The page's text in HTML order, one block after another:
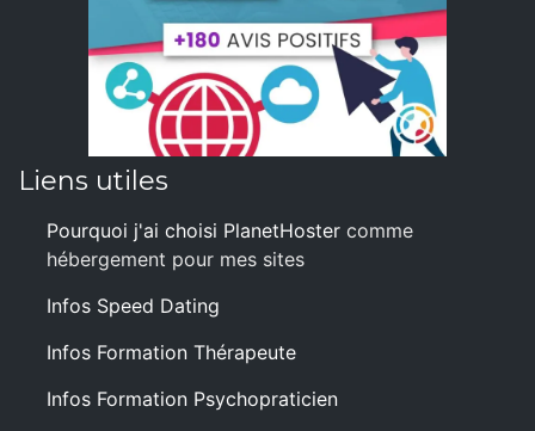
Liens utiles
Pourquoi j'ai choisi PlanetHoster comme
hébergement pour mes sites
Infos Speed Dating
Infos Formation Thérapeute
Infos Formation Psychopraticien